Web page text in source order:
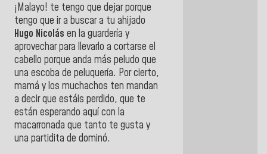
¡Malayo! te tengo que dejar porque
tengo que ir a buscar a tu ahijado
Hugo Nicolás en la guardería y
aprovechar para llevarlo a cortarse el
cabello porque anda más peludo que
una escoba de peluquería. Por cierto,
mamá y los muchachos ten mandan
a decir que estáis perdido, que te
están esperando aquí con la
macarronada que tanto te gusta y
una partidita de dominó.